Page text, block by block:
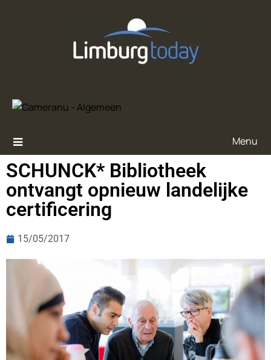
Menu
SCHUNCK* Bibliotheek
ontvangt opnieuw landelijke
certificering
15/05/2017